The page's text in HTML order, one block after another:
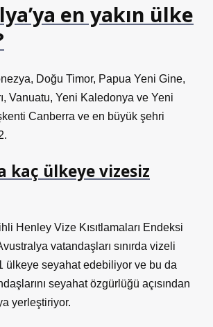
en yakın ülke
Doğu Timor, Papua Yeni Gine,
Vanuatu, Yeni Kaledonya ve Yeni
Canberra ve en büyük şehri
kaç ülkeye vizesiz
Henley Vize Kısıtlamaları Endeksi
vatandaşları sınırda vizeli
ülkeye seyahat edebiliyor ve bu da
seyahat özgürlüğü açısından
yerleştiriyor.